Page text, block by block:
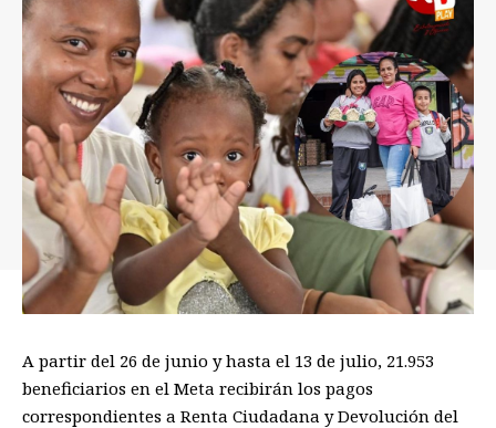
A partir del 26 de junio y hasta el 13 de julio, 21.953
beneficiarios en el Meta recibirán los pagos
correspondientes a Renta Ciudadana y Devolución del